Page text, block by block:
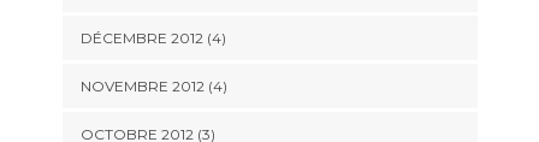
DÉCEMBRE 2012(4)
NOVEMBRE 2012(4)
OCTOBRE 2012(3)